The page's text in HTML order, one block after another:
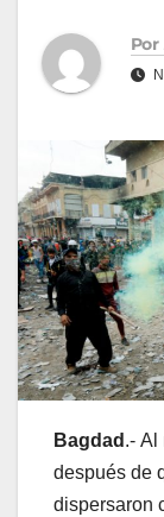
Por
Bagdad .- Al
después de
dispersaron